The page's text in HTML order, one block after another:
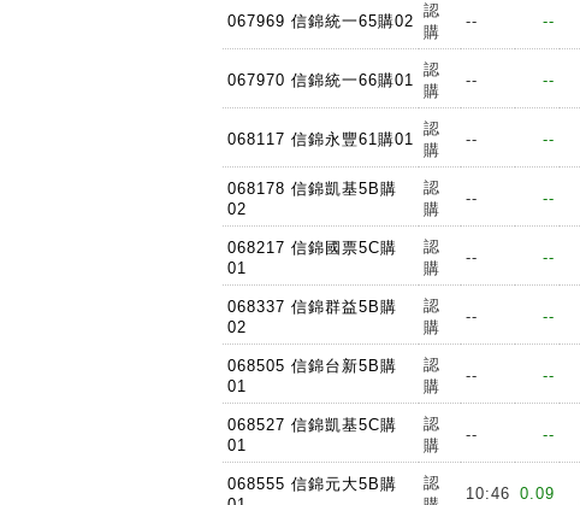
067969 信錦統一65購02
認
購
-- --
067970 信錦統一66購01
認
購
-- --
068117 信錦永豐61購01
認
購
-- --
068178 信錦凱基5B購
02
認
購
-- --
068217 信錦國票5C購
01
認
購
-- --
068337 信錦群益5B購
02
認
購
-- --
068505 信錦台新5B購
01
認
購
-- --
068527 信錦凱基5C購
01
認
購
-- --
068555 信錦元大5B購
認
10:46 0.09